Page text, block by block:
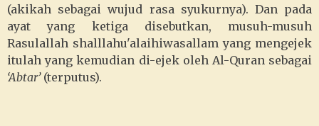
(akikah sebagai wujud rasa syukurnya). Dan pada
ayat yang ketiga disebutkan, musuh-musuh
Rasulallah shalllahu'alaihiwasallam yang mengejek
itulah yang kemudian di-ejek oleh Al-Quran sebagai
‘Abtar’(terputus).